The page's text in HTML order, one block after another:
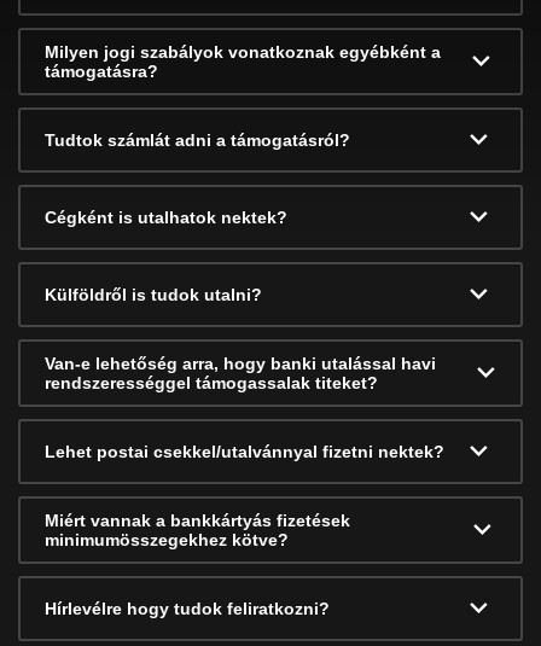
Milyen jogi szabályok vonatkoznak egyébként a
támogatásra?
Tudtok számlát adni a támogatásról?
Cégként is utalhatok nektek?
Külföldről is tudok utalni?
Van-e lehetőség arra, hogy banki utalással havi
rendszerességgel támogassalak titeket?
Lehet postai csekkel/utalvánnyal fizetni nektek?
Miért vannak a bankkártyás fizetések
minimumösszegekhez kötve?
Hírlevélre hogy tudok feliratkozni?